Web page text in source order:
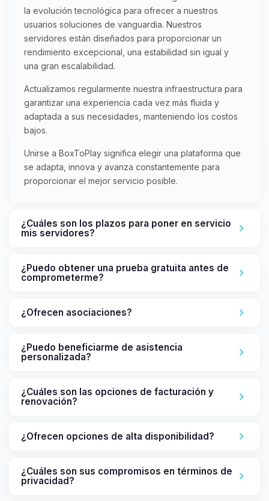
la evolución tecnológica para ofrecer a nuestros
usuarios soluciones de vanguardia. Nuestros
servidores están diseñados para proporcionar un
rendimiento excepcional, una estabilidad sin igual y
una gran escalabilidad.
Actualizamos regularmente nuestra infraestructura para
garantizar una experiencia cada vez más fluida y
adaptada a sus necesidades, manteniendo los costos
bajos.
Unirse a BoxToPlay significa elegir una plataforma que
se adapta, innova y avanza constantemente para
proporcionar el mejor servicio posible.
¿Cuáles son los plazos para poner en servicio
mis servidores?
¿Puedo obtener una prueba gratuita antes de
comprometerme?
¿Ofrecen asociaciones?
¿Puedo beneficiarme de asistencia
personalizada?
¿Cuáles son las opciones de facturación y
renovación?
¿Ofrecen opciones de alta disponibilidad?
¿Cuáles son sus compromisos en términos de
privacidad?